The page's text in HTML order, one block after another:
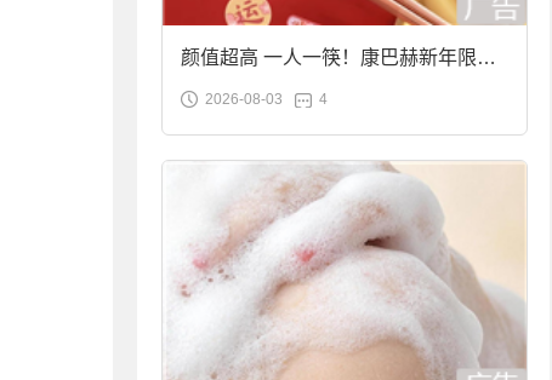
颜值超高 一人一筷！康巴赫新年限定
合金筷子大促：19.9元
2026-08-03 4